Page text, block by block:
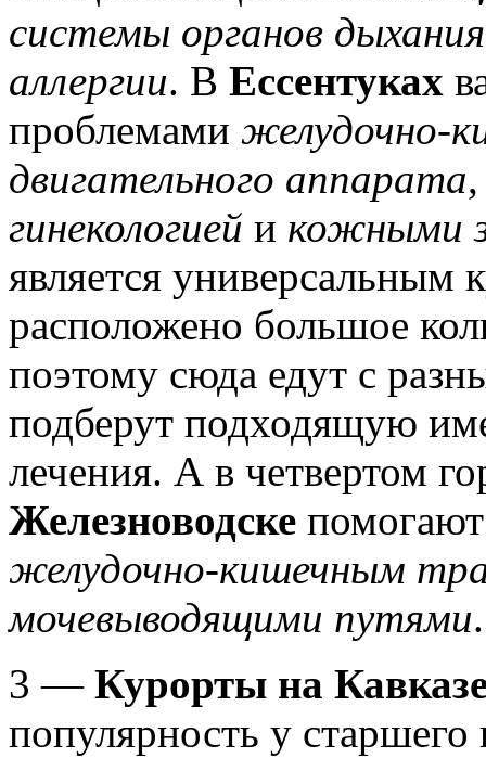
системы органов дыхания
аллергии. В Ессентуках
проблемами желудочно-
двигательного аппарата
гинекологией и кожными
является универсальным
расположено большое
поэтому сюда едут с
подберут подходящую
лечения. А в четвертом
Железноводске
желудочно-кишечным
мочевыводящими путями.
3 — Курорты на
популярность у старшего